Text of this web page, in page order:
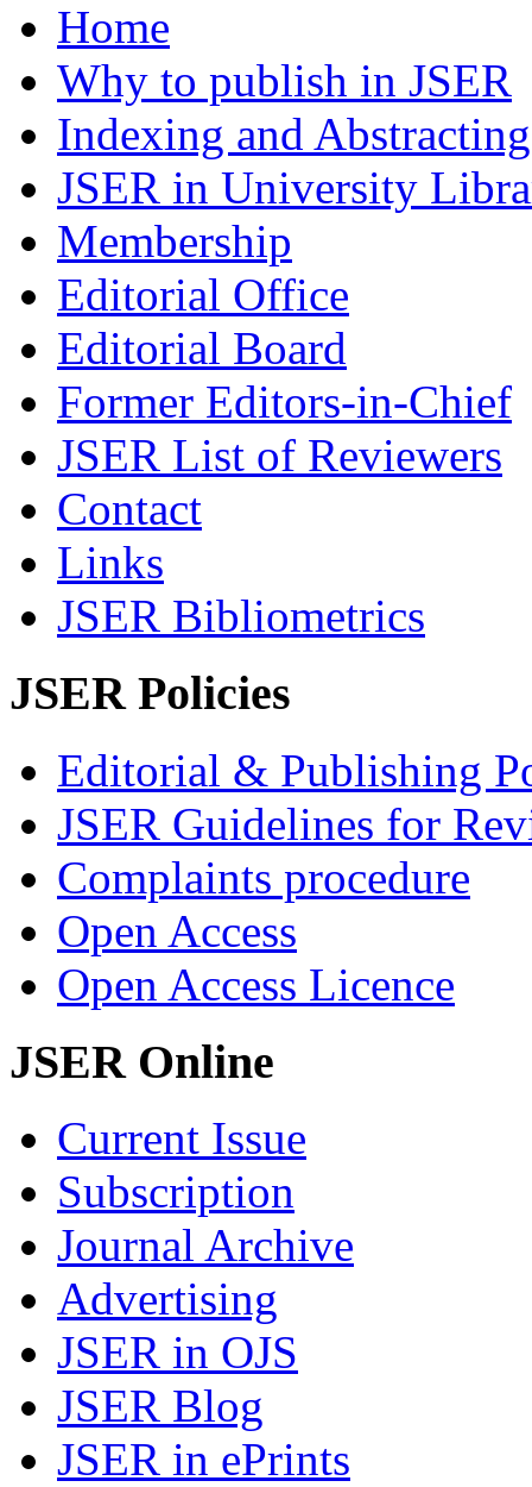
Home
Why to publish in JSER
Indexing and Abstracting
JSER in University
Membership
Editorial Office
Editorial Board
Former Editors-in-Chief
JSER List of Reviewers
Contact
Links
JSER Bibliometrics
JSER Policies
Editorial & Publishing
JSER Guidelines for
Complaints procedure
Open Access
Open Access Licence
JSER Online
Current Issue
Subscription
Journal Archive
Advertising
JSER in OJS
JSER Blog
JSER in ePrints